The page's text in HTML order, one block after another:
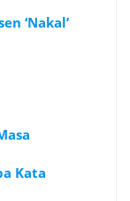
‘Nakal’
Kata